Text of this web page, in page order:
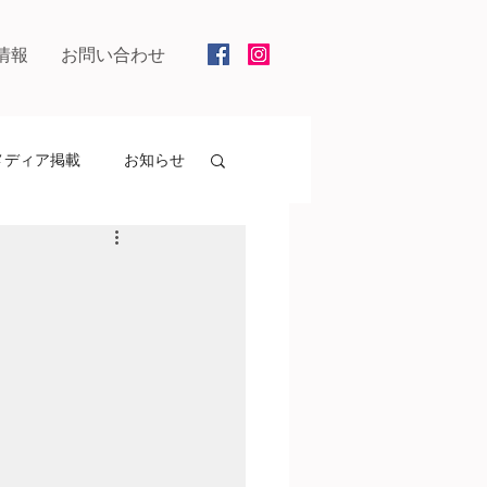
報 お問い合わせ
ディア掲載 お知らせ